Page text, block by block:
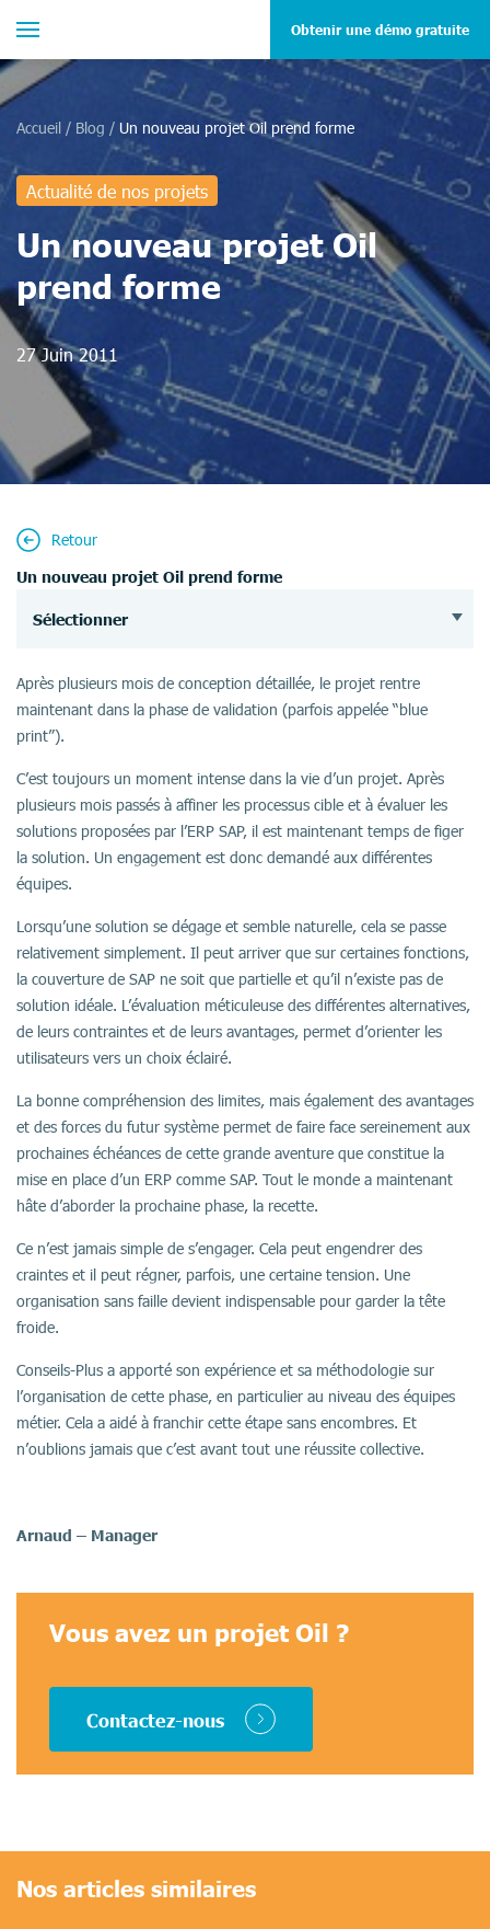
Obtenir une démo gratuite
Accueil / Blog / Un nouveau projet Oil prend forme
Actualité de nos projets
Un nouveau projet Oil
prend forme
27 Juin 2011
Retour
Un nouveau projet Oil prend forme
Sélectionner
Après plusieurs mois de conception détaillée, le projet rentre
maintenant dans la phase de validation (parfois appelée “blue
print”).
C’est toujours un moment intense dans la vie d’un projet. Après
plusieurs mois passés à affiner les processus cible et à évaluer les
solutions proposées par l’ERP SAP, il est maintenant temps de figer
la solution. Un engagement est donc demandé aux différentes
équipes.
Lorsqu’une solution se dégage et semble naturelle, cela se passe
relativement simplement. Il peut arriver que sur certaines fonctions,
la couverture de SAP ne soit que partielle et qu’il n’existe pas de
solution idéale. L’évaluation méticuleuse des différentes alternatives,
de leurs contraintes et de leurs avantages, permet d’orienter les
utilisateurs vers un choix éclairé.
La bonne compréhension des limites, mais également des avantages
et des forces du futur système permet de faire face sereinement aux
prochaines échéances de cette grande aventure que constitue la
mise en place d’un ERP comme SAP. Tout le monde a maintenant
hâte d’aborder la prochaine phase, la recette.
Ce n’est jamais simple de s’engager. Cela peut engendrer des
craintes et il peut régner, parfois, une certaine tension. Une
organisation sans faille devient indispensable pour garder la tête
froide.
Conseils-Plus a apporté son expérience et sa méthodologie sur
l’organisation de cette phase, en particulier au niveau des équipes
métier. Cela a aidé à franchir cette étape sans encombres. Et
n’oublions jamais que c’est avant tout une réussite collective.
Arnaud – Manager
Vous avez un projet Oil ?
Contactez-nous
Nos articles similaires